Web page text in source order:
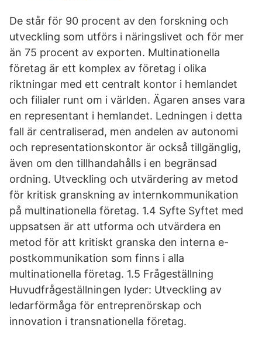
De står för 90 procent av den forskning och
utveckling som utförs i näringslivet och för mer
än 75 procent av exporten. Multinationella
företag är ett komplex av företag i olika
riktningar med ett centralt kontor i hemlandet
och filialer runt om i världen. Ägaren anses vara
en representant i hemlandet. Ledningen i detta
fall är centraliserad, men andelen av autonomi
och representationskontor är också tillgänglig,
även om den tillhandahålls i en begränsad
ordning. Utveckling och utvärdering av metod
för kritisk granskning av internkommunikation
på multinationella företag. 1.4 Syfte Syftet med
uppsatsen är att utforma och utvärdera en
metod för att kritiskt granska den interna e-
postkommunikation som finns i alla
multinationella företag. 1.5 Frågeställning
Huvudfrågeställningen lyder: Utveckling av
ledarförmåga för entreprenörskap och
innovation i transnationella företag.